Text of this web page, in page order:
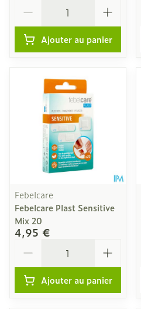
Ajouter au panier
Febelcare
Febelcare Plast Sensitive
Mix 20
4,95 €
Ajouter au panier